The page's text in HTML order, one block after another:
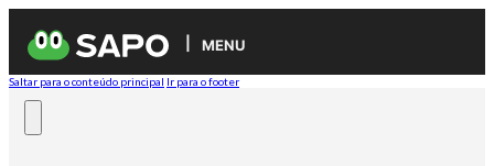
MENU
Saltar para o conteúdo principal Ir para o footer